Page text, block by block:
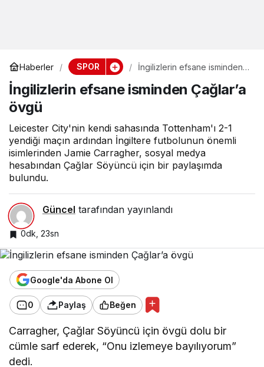
Haberler SPOR
İngilizlerin efsane isminden
İngilizlerin efsane isminden Çağlar’a
övgü
Leicester City'nin kendi sahasında Tottenham'ı 2-1
yendiği maçın ardından İngiltere futbolunun önemli
isimlerinden Jamie Carragher, sosyal medya
hesabından Çağlar Söyüncü için bir paylaşımda
bulundu.
Güncel tarafından yayınlandı
0dk, 23sn
Google'da Abone Ol
0 Paylaş Beğen
Carragher, Çağlar Söyüncü için övgü dolu bir
cümle sarf ederek, “Onu izlemeye bayılıyorum”
dedi.